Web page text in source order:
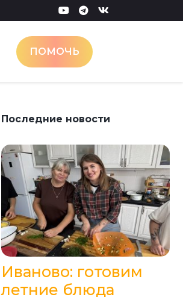
ПОМОЧЬ
Последние новости
Иваново: готовим
летние блюда